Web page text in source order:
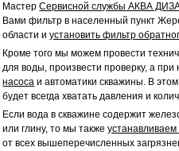
МастерСервисной службы АКВА
Вами фильтр в населенный пункт
области иустановить фильтр
Кроме того мы можем провести
для воды, произвести проверку, а
насоса и автоматики скважины. В
будет всегда хватать давления и
Если вода в скважине содержит
или глину, то мы также
от всех вышеперечисленных